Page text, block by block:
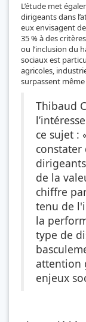
L’étude met
dirigeants dans
eux envisagent
35 % à des
ou l’inclusion du
sociaux est
agricoles,
surpassent
Thibaud
ce sujet :
constater
de la
chiffre
tenu de
la
type de
attention
enjeux